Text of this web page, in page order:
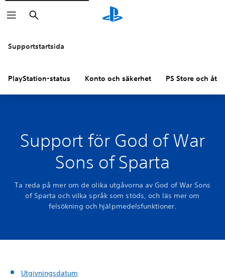
Sök
Supportstartsida
PlayStation-status Konto och säkerhet PS Store och
Support för God of War
Sons of Sparta
Ta reda på mer om de olika utgåvorna av God of War Sons
of Sparta och vilka språk som stöds, och läs mer om
felsökning och hjälpmedelsfunktioner.
Utgivningsdatum